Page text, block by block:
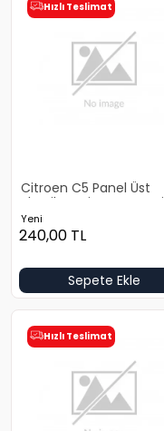
Hızlı Teslimat
Citroen C5 Panel Üst
Plastik Yeni Yan Sanayi
Yeni
240,00 TL
Sepete Ekle
Hızlı Teslimat